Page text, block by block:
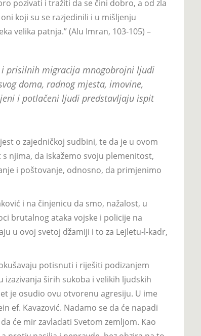
pozivati i tražiti da se čini dobro, a od zla
koji su se razjedinili i u mišljenju
velika patnja.” (Alu Imran, 103-105) –
i prisilnih migracija mnogobrojni ljudi
doma, radnog mjesta, imovine,
i potlačeni ljudi predstavljaju ispit
o zajedničkoj sudbini, te da je u ovom
njima, da iskažemo svoju plemenitost,
i poštovanje, odnosno, da primjenimo
i na činjenicu da smo, nažalost, u
brutalnog ataka vojske i policije na
u ovoj svetoj džamiji i to za Lejletu-l-kadr,
potisnuti i riješiti podizanjem
širih sukoba i velikih ljudskih
je osudio ovu otvorenu agresiju. U ime
ef. Kavazović. Nadamo se da će napadi
će mir zavladati Svetom zemljom. Kao